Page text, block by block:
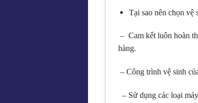
Tại sao nên chọn vệ
– Cam kết luôn hoàn
hàng.
– Công trình vệ sinh
– Sử dụng các loại